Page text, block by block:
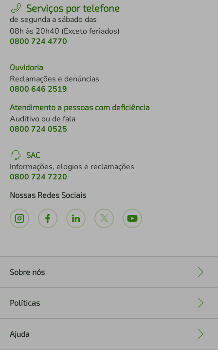
Serviços por telefone
de segunda a sábado das
08h às 20h40 (Exceto feriados)
0800 724 4770
Ouvidoria
Reclamações e denúncias
0800 646 2519
Atendimento a pessoas com deficiência
Auditivo ou de fala
0800 724 0525
SAC
Informações, elogios e reclamações
0800 724 7220
Nossas Redes Sociais
Sobre nós
Políticas
Ajuda